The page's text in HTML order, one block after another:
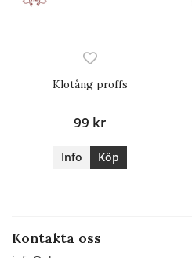
Klotång proffs
99 kr
Info Köp
Kontakta oss